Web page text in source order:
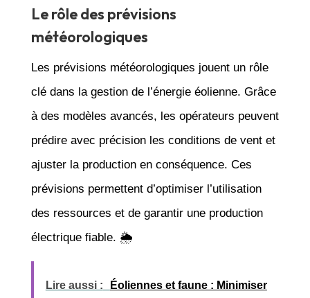
Le rôle des prévisions
météorologiques
Les prévisions météorologiques jouent un rôle
clé dans la gestion de l’énergie éolienne. Grâce
à des modèles avancés, les opérateurs peuvent
prédire avec précision les conditions de vent et
ajuster la production en conséquence. Ces
prévisions permettent d’optimiser l’utilisation
des ressources et de garantir une production
électrique fiable. 🌦️
Lire aussi : Éoliennes et faune : Minimiser